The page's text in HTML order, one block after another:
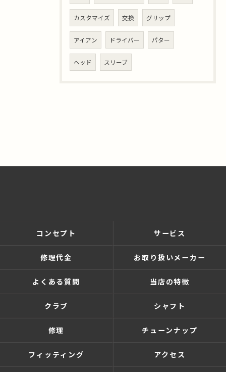
カスタマイズ 交換 グリップ
アイアン ドライバー パター
ヘッド スリーブ
コンセプト サービス
修理代金 お取り扱いメーカー
よくある質問 当店の特徴
クラブ シャフト
修理 チューンナップ
フィッティング アクセス